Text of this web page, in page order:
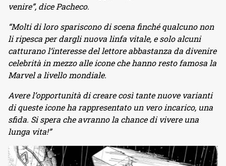
venire”, dice Pacheco.
“Molti di loro spariscono di scena finché qualcuno non
li ripesca per dargli nuova linfa vitale, e solo alcuni
catturano l’interesse del lettore abbastanza da divenire
celebrità in mezzo alle icone che hanno resto famosa la
Marvel a livello mondiale.
Avere l’opportunità di creare così tante nuove varianti
di queste icone ha rappresentato un vero incarico, una
sfida. Si spera che avranno la chance di vivere una
lunga vita!”